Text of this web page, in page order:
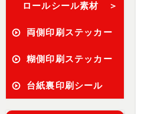
ロールシール素材 ＞
両側印刷ステッカー
糊側印刷ステッカー
台紙裏印刷シール